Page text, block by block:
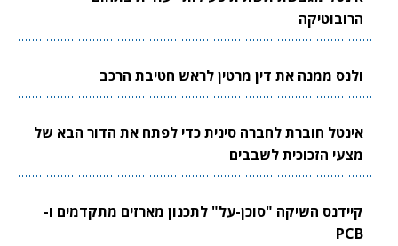
הרובוטיקה
ולנס ממנה את דין מרטין לראש חטיבת הרכב
אינטל חוברת לחברה סינית כדי לפתח את הדור הבא של
מצעי הזכוכית לשבבים
קיידנס השיקה "סוכן-על" לתכנון מארזים מתקדמים ו-
PCB